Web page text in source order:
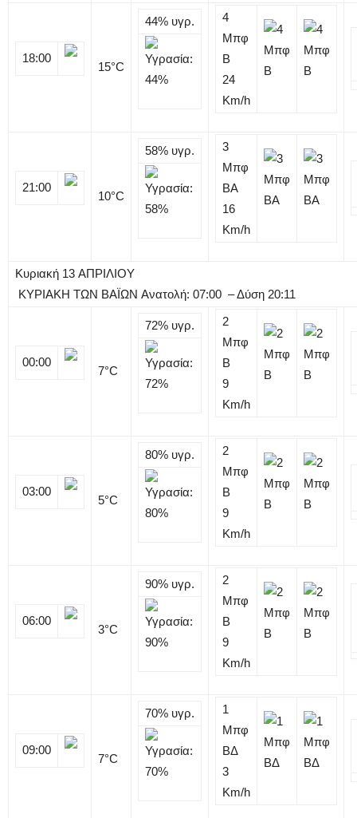
18:00
15°C
44% υγρ.
4
Μπφ
B
24
Km/h
21:00
10°C
58% υγρ.
3
Μπφ
BA
16
Km/h
Κυριακή 13 ΑΠΡΙΛΙΟΥ
ΚΥΡΙΑΚΗ ΤΩΝ ΒΑΪΩΝ Ανατολή: 07:00 – Δύση 20:11
00:00
7°C
72% υγρ.
2
Μπφ
B
9
Km/h
03:00
5°C
80% υγρ.
2
Μπφ
B
9
Km/h
06:00
3°C
90% υγρ.
2
Μπφ
B
9
Km/h
09:00
7°C
70% υγρ.
1
Μπφ
ΒΔ
3
Km/h